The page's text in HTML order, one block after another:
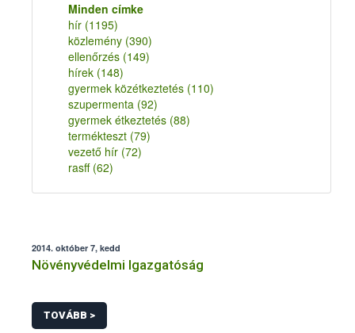
Minden címke
hír (1195)
közlemény (390)
ellenőrzés (149)
hírek (148)
gyermek közétkeztetés (110)
szupermenta (92)
gyermek étkeztetés (88)
termékteszt (79)
vezető hír (72)
rasff (62)
2014. október 7, kedd
Növényvédelmi Igazgatóság
TOVÁBB >